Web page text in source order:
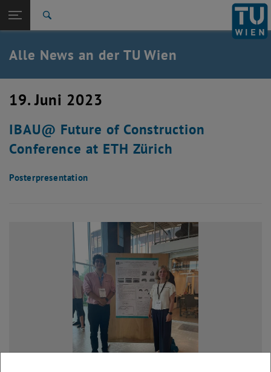
TU Login
Quicklinks
Quicklinks-Menü umschalten
Studium
Karriere
Zurück: Subseiten von TU Wien Startseite auflisten
Zurück zur letzten Ebene:
TU Wien Startseite
Übersicht
Alle News an der TU Wien
19. Juni 2023
IBAU@ Future of Construction
Conference at ETH Zürich
Posterpresentation